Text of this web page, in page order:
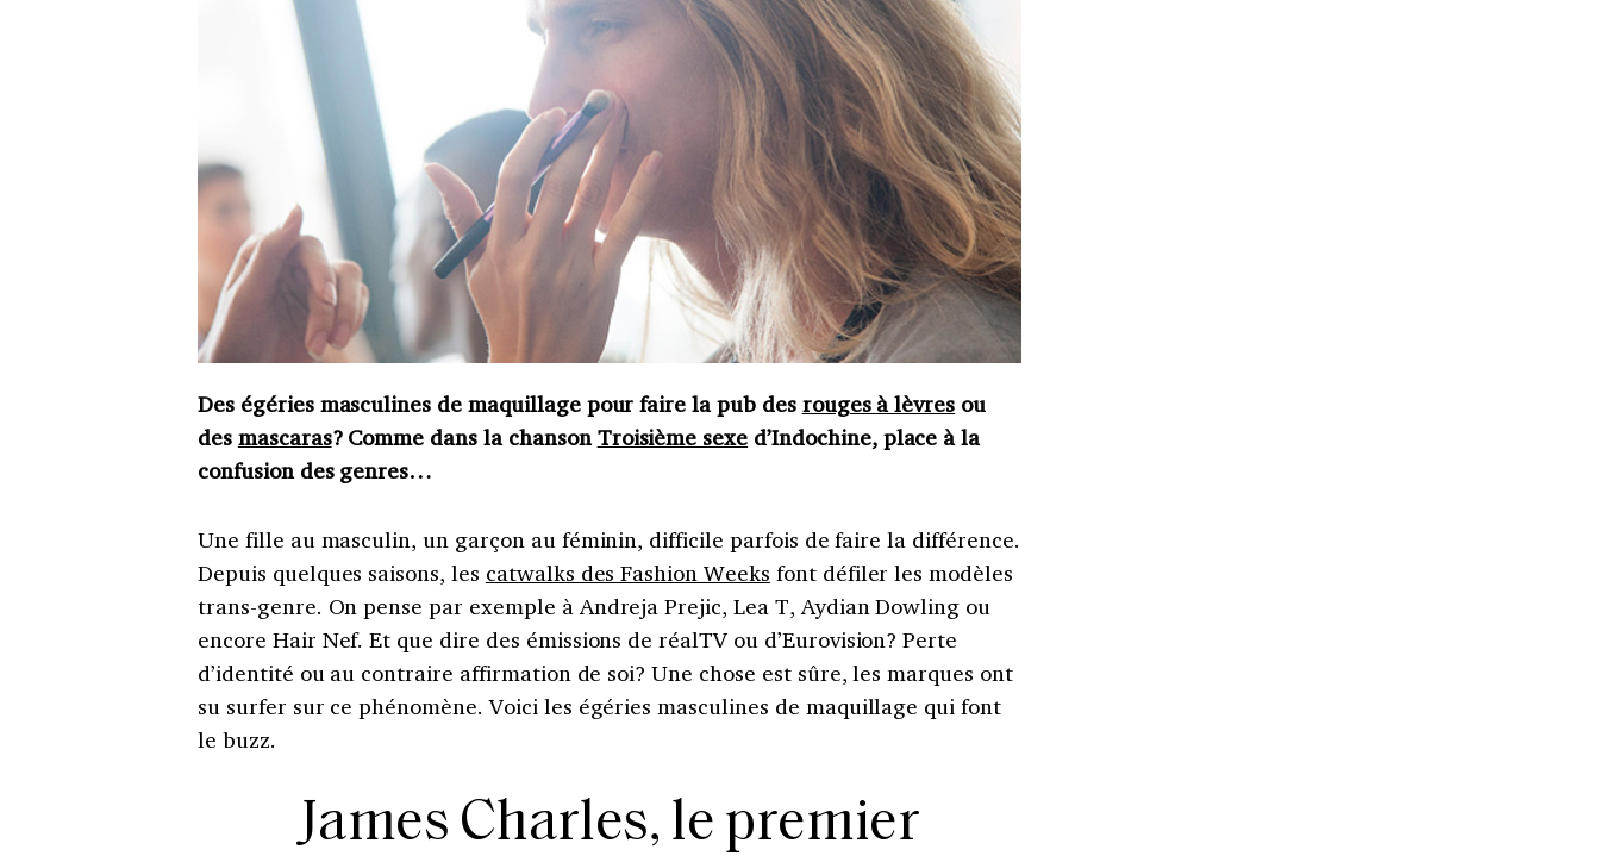
Des égéries masculines de maquillage pour faire la pub des rouges à lèvres ou
des mascaras? Comme dans la chanson Troisième sexe d’Indochine, place à la
confusion des genres…
Une fille au masculin, un garçon au féminin, difficile parfois de faire la différence.
Depuis quelques saisons, les catwalks des Fashion Weeks font défiler les modèles
trans-genre. On pense par exemple à Andreja Prejic, Lea T, Aydian Dowling ou
encore Hair Nef. Et que dire des émissions de réalTV ou d’Eurovision? Perte
d’identité ou au contraire affirmation de soi? Une chose est sûre, les marques ont
su surfer sur ce phénomène. Voici les égéries masculines de maquillage qui font
le buzz.
James Charles, le premier